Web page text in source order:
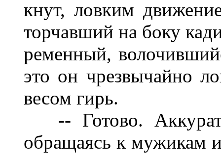
кнут, ловким
торчавший на боку
ременный,
это он чрезвычайно
весом гирь.
-- Готово. Аккурат
обращаясь к мужикам